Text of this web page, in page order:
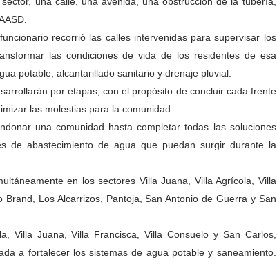
recorrió las calles intervenidas para supervisar los
las condiciones de vida de los residentes de esa
potable, alcantarillado sanitario y drenaje pluvial.
por etapas, con el propósito de concluir cada frente
las molestias para la comunidad.
una comunidad hasta completar todas las soluciones
de abastecimiento de agua que puedan surgir durante la
en los sectores Villa Juana, Villa Agrícola, Villa
Los Alcarrizos, Pantoja, San Antonio de Guerra y San
Villa Juana, Villa Francisca, Villa Consuelo y San Carlos,
a fortalecer los sistemas de agua potable y saneamiento.